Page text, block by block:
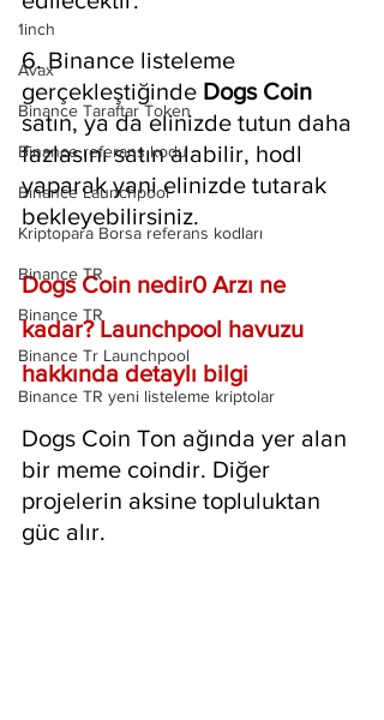
1inch
Avax
Binance Taraftar Token
Binance referans kodu
Binance Launchpool
Kriptopara Borsa referans kodları
Binance TR
Binance TR
Binance Tr Launchpool
Binance TR yeni listeleme kriptolar
6. Binance listeleme
gerçekleştiğinde Dogs Coin
satın, ya da elinizde tutun daha
fazlasını satın alabilir, hodl
yaparak yani elinizde tutarak
bekleyebilirsiniz.
Dogs Coin nedir0 Arzı ne
kadar? Launchpool havuzu
hakkında detaylı bilgi
Dogs Coin Ton ağında yer alan
bir meme coindir. Diğer
projelerin aksine topluluktan
güc alır.